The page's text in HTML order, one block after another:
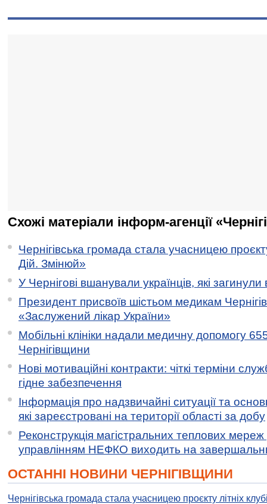
Схожі матеріали інформ-агенції
Чернігівська громада стала учасницею
Дій. Змінюй»
У Чернігові вшанували українців, які загинули
Президент присвоїв шістьом медикам
«Заслужений лікар України»
Мобільні клініки надали медичну допомогу
Чернігівщини
Нові мотиваційні контракти: чіткі терміни
гідне забезпечення
Інформація про надзвичайні ситуації та
які зареєстровані на території області за добу
Реконструкція магістральних теплових мереж
управлінням НЕФКО виходить на
ОСТАННІ НОВИНИ ЧЕРНІГІВЩИНИ
Чернігівська громада стала учасницею проєкту літніх